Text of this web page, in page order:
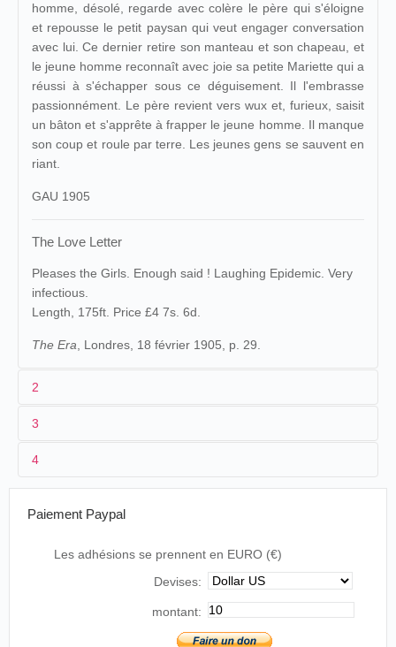
homme, désolé, regarde avec colère le père qui s'éloigne
et repousse le petit paysan qui veut engager conversation
avec lui. Ce dernier retire son manteau et son chapeau, et
le jeune homme reconnaît avec joie sa petite Mariette qui a
réussi à s'échapper sous ce déguisement. Il l'embrasse
passionnément. Le père revient vers wux et, furieux, saisit
un bâton et s'apprête à frapper le jeune homme. Il manque
son coup et roule par terre. Les jeunes gens se sauvent en
riant.
GAU 1905
The Love Letter
Pleases the Girls. Enough said ! Laughing Epidemic. Very
infectious.
Length, 175ft. Price £4 7s. 6d.
The Era , Londres, 18 février 1905, p. 29.
2
1
2
3
<18/02/1905
53 m./175 ft. £4 7s. 6d.
4
Grande-Bretagne
3
18/02/1905 The Era
Love
04/04/1906 Espagne,Valence
de la Paz
amor
Salamanque Juan Minuesa
Carta
de
4
Paiement Paypal
Les adhésions se prennent en EURO (€)
Devises:
montant: